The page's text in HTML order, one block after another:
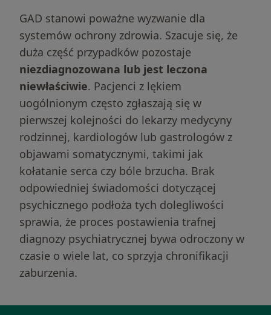
GAD stanowi poważne wyzwanie dla
systemów ochrony zdrowia. Szacuje się, że
duża część przypadków pozostaje
niezdiagnozowana lub jest leczona
niewłaściwie. Pacjenci z lękiem
uogólnionym często zgłaszają się w
pierwszej kolejności do lekarzy medycyny
rodzinnej, kardiologów lub gastrologów z
objawami somatycznymi, takimi jak
kołatanie serca czy bóle brzucha. Brak
odpowiedniej świadomości dotyczącej
psychicznego podłoża tych dolegliwości
sprawia, że proces postawienia trafnej
diagnozy psychiatrycznej bywa odroczony w
czasie o wiele lat, co sprzyja chronifikacji
zaburzenia.